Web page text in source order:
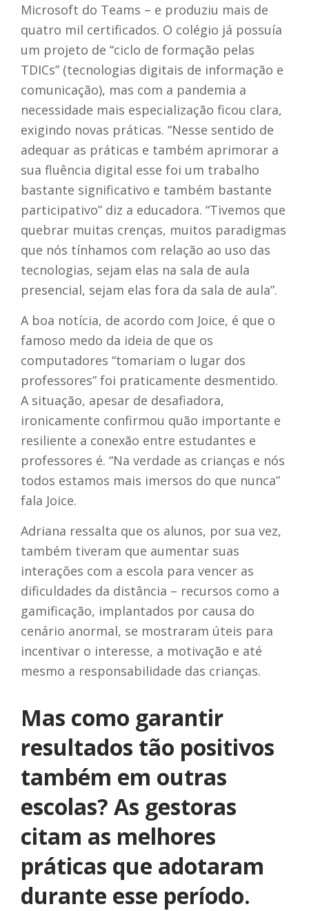
Microsoft do Teams – e produziu mais de
quatro mil certificados. O colégio já possuía
um projeto de “ciclo de formação pelas
TDICs” (tecnologias digitais de informação e
comunicação), mas com a pandemia a
necessidade mais especialização ficou clara,
exigindo novas práticas. “Nesse sentido de
adequar as práticas e também aprimorar a
sua fluência digital esse foi um trabalho
bastante significativo e também bastante
participativo” diz a educadora. “Tivemos que
quebrar muitas crenças, muitos paradigmas
que nós tínhamos com relação ao uso das
tecnologias, sejam elas na sala de aula
presencial, sejam elas fora da sala de aula”.
A boa notícia, de acordo com Joice, é que o
famoso medo da ideia de que os
computadores “tomariam o lugar dos
professores” foi praticamente desmentido.
A situação, apesar de desafiadora,
ironicamente confirmou quão importante e
resiliente a conexão entre estudantes e
professores é. “Na verdade as crianças e nós
todos estamos mais imersos do que nunca”
fala Joice.
Adriana ressalta que os alunos, por sua vez,
também tiveram que aumentar suas
interações com a escola para vencer as
dificuldades da distância – recursos como a
gamificação, implantados por causa do
cenário anormal, se mostraram úteis para
incentivar o interesse, a motivação e até
mesmo a responsabilidade das crianças.
Mas como garantir
resultados tão positivos
também em outras
escolas? As gestoras
citam as melhores
práticas que adotaram
durante esse período.